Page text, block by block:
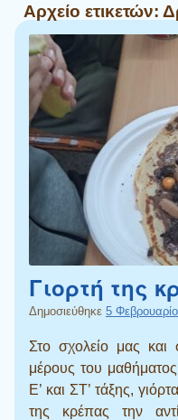
Αρχείο ετικετών:
Γιορτή της
Δημοσιεύθηκε 5
Στο σχολείο μας και
μέρους του
Ε’ και ΣΤ’ τάξης,
της κρέπας την